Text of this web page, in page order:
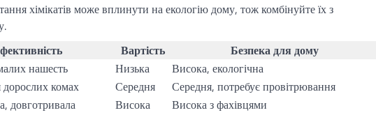
хімікатів може вплинути на екологію дому, тож комбінуйте їх з
Вартість
Безпека для дому
нашесть Низька
Висока, екологічна
комах Середня
Середня, потребує провітрювання
довготривала Висока Висока з фахівцями